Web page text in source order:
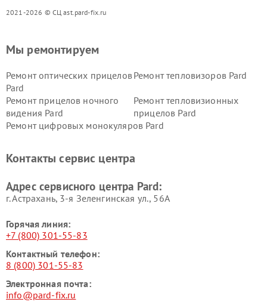
2021-2026 © СЦ ast.pard-fix.ru
Мы ремонтируем
Ремонт оптических прицелов
Pard
Ремонт тепловизоров Pard
Ремонт прицелов ночного
видения Pard
Ремонт тепловизионных
прицелов Pard
Ремонт цифровых монокуляров Pard
Контакты сервис центра
Адрес сервисного центра Pard:
г. Астрахань, 3-я Зеленгинская ул., 56А
Горячая линия:
+7 (800) 301-55-83
Контактный телефон:
8 (800) 301-55-83
Электронная почта:
info@pard-fix.ru